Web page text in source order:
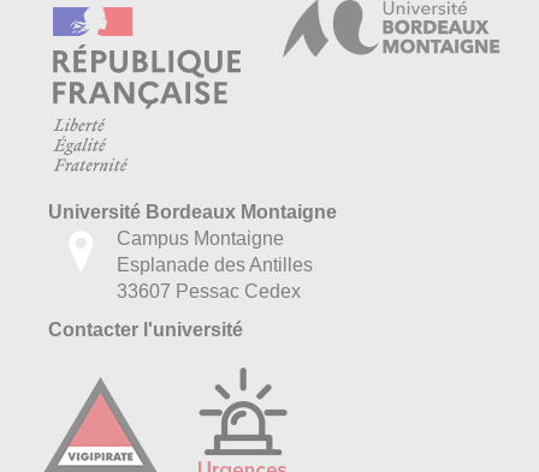
Université Bordeaux Montaigne
Campus Montaigne
Esplanade des Antilles
33607 Pessac Cedex
Contacter l'université